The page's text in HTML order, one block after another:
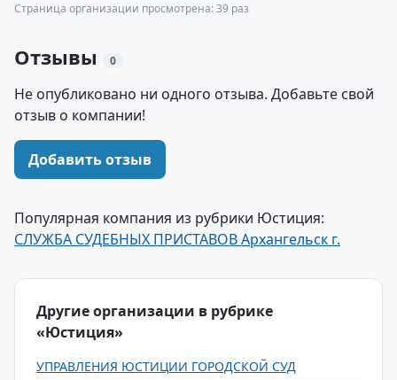
Страница организации просмотрена: 39 раз
Отзывы 0
Не опубликовано ни одного отзыва. Добавьте свой
отзыв о компании!
Добавить отзыв
Популярная компания из рубрики Юстиция:
СЛУЖБА СУДЕБНЫХ ПРИСТАВОВ Архангельск г.
Другие организации в рубрике
«Юстиция»
УПРАВЛЕНИЯ ЮСТИЦИИ ГОРОДСКОЙ СУД